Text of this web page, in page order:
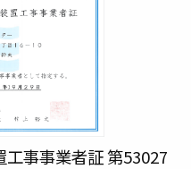
事事業者証 第53027